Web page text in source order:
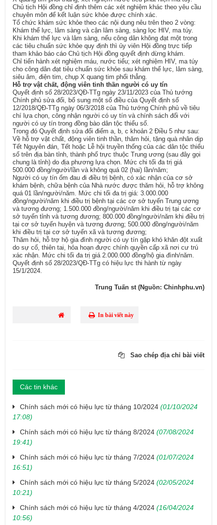
Chủ tịch Hội đồng chỉ định thêm các xét nghiệm khác theo yêu cầu
chuyên môn để kết luận sức khỏe được chính xác.
Tổ chức khám sức khỏe theo các nội dung nêu trên theo 2 vòng:
Khám thể lực, lâm sàng và cận lâm sàng, sàng lọc HIV, ma túy.
Khi khám thể lực và lâm sàng, nếu công dân không đạt một trong
các tiêu chuẩn sức khỏe quy định thì ủy viên Hội đồng trực tiếp
tham khảo báo cáo Chủ tịch Hội đồng quyết định dừng khám.
Chỉ tiến hành xét nghiệm máu, nước tiểu; xét nghiệm HIV, ma túy
cho công dân đạt tiêu chuẩn sức khỏe sau khám thể lực, lâm sàng,
siêu âm, điện tim, chụp X quang tim phổi thẳng.
Hỗ trợ vật chất, động viên tinh thần người có uy tín
Quyết định số 28/2023/QĐ-TTg ngày 23/11/2023 của Thủ tướng
Chính phủ sửa đổi, bổ sung một số điều của Quyết định số
12/2018/QĐ-TTg ngày 06/3/2018 của Thủ tướng Chính phủ về tiêu
chí lựa chọn, công nhận người có uy tín và chính sách đối với
người có uy tín trong đồng bào dân tộc thiểu số.
Trong đó Quyết định sửa đổi điểm a, b, c khoản 2 Điều 5 như sau:
Về hỗ trợ vật chất, động viên tinh thần, thăm hỏi, tặng quà nhân dịp
Tết Nguyên đán, Tết hoặc Lễ hội truyền thống của các dân tộc thiểu
số trên địa bàn tỉnh, thành phố trực thuộc Trung ương (sau đây gọi
chung là tỉnh) do địa phương lựa chọn. Mức chi tối đa trị giá
500.000 đồng/người/lần và không quá 02 (hai) lần/năm;
Người có uy tín ốm đau đi điều trị bệnh, có xác nhận của cơ sở
khám bệnh, chữa bệnh của Nhà nước được thăm hỏi, hỗ trợ không
quá 01 lần/người/năm. Mức chi tối đa trị giá: 3.000.000
đồng/người/năm khi điều trị bệnh tại các cơ sở tuyến Trung ương
và tương đương; 1.500.000 đồng/người/năm khi điều trị tại các cơ
sở tuyến tỉnh và tương đương; 800.000 đồng/người/năm khi điều trị
tại cơ sở tuyến huyện và tương đương; 500.000 đồng/người/năm
khi điều trị tại cơ sở tuyến xã và tương đương;
Thăm hỏi, hỗ trợ hộ gia đình người có uy tín gặp khó khăn đột xuất
do sự cố, thiên tai, hỏa hoạn được chính quyền cấp xã nơi cư trú
xác nhận. Mức chi tối đa trị giá 2.000.000 đồng/hộ gia đình/năm.
Quyết định số 28/2023/QĐ-TTg có hiệu lực thi hành từ ngày
15/1/2024.
Trung Tuấn st (Nguồn: Chinhphu.vn)
In bài viết này
Sao chép địa chỉ bài viết
Các tin khác
Chính sách mới có hiệu lực từ tháng 10/2024 (01/10/2024
17:08)
Chính sách mới có hiệu lực từ tháng 8/2024 (07/08/2024
19:41)
Chính sách mới có hiệu lực từ tháng 7/2024 (01/07/2024
16:51)
Chính sách mới có hiệu lực từ tháng 5/2024 (02/05/2024
10:21)
Chính sách mới có hiệu lực từ tháng 4/2024 (16/04/2024
10:56)